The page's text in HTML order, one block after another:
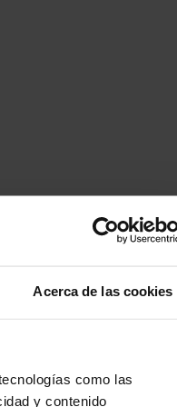
Acerca de las cookies
como las
y contenido